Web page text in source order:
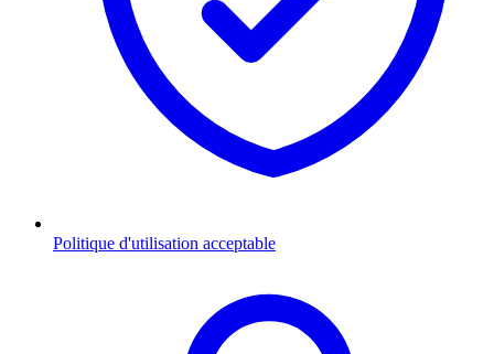
Politique d'utilisation acceptable